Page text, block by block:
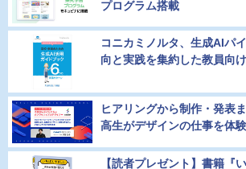
プログラム搭載
コニカミノルタ、生成AIパ
向と実践を集約した教員向
ヒアリングから制作・発表
高生がデザインの仕事を体験
【読者プレゼント】書籍『